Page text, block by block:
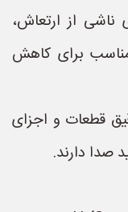
ناشی از ارتعاش،
برای کاهش
قطعات و اجزای
صدا دارند.